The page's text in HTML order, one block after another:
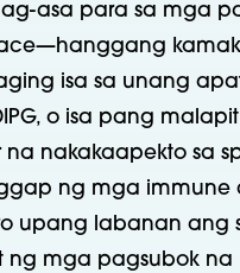
asa para sa mga
isa sa unang
o isa pang
na nakakaapekto sa
ng mga immune
upang labanan ang
ng mga pagsubok na